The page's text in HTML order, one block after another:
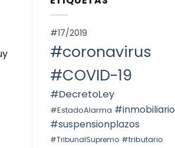
ОКРУГА
Voto
la
STS
la
prórroga
indefinida
#17/2019
#coronavirus
#COVID-19
#DecretoLey
#EstadoAlarma #inmobiliario
#suspensionplazos
#TribunalSupremo #tributario